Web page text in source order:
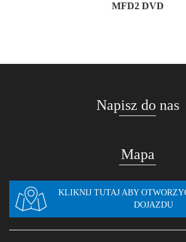
MFD2 DVD
Napisz do nas
Mapa
KLIKNIJ TUTAJ ABY
DOJAZDU